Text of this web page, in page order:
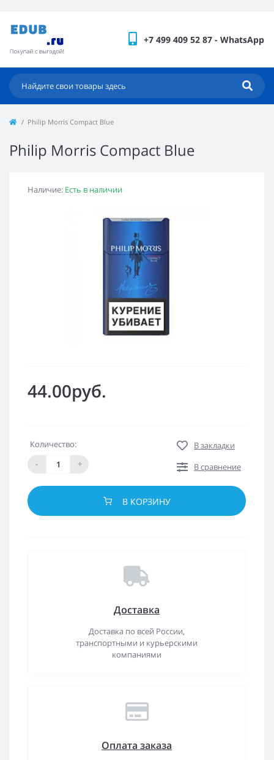
+7 499 409 52 87 - WhatsApp
Philip Morris Compact Blue
Philip Morris Compact Blue
Наличие: Есть в наличии
44.00руб.
Количество:
-
+
В закладки
В сравнение
В КОРЗИНУ
Доставка
Доставка по всей России,
транспортными и курьерскими
компаниями
Оплата заказа